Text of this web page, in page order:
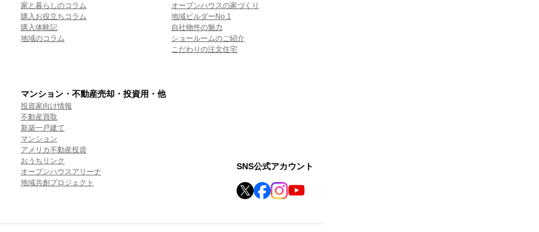
家と暮らしのコラム
購入お役立ちコラム
購入体験記
地域のコラム
オープンハウスの家づくり
地域ビルダーNo.1
自社物件の魅力
ショールームのご紹介
こだわりの注文住宅
マンション・不動産売却・投資用・他
投資家向け情報
不動産買取
新築一戸建て
マンション
アメリカ不動産投資
おうちリンク
オープンハウスアリーナ
地域共創プロジェクト
SNS公式アカウント